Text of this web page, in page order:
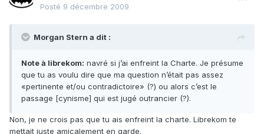
Posté 9 décembre 2009
Morgan Stern a dit :
Note à librekom: navré si j’ai enfreint la Charte. Je présume
que tu as voulu dire que ma question n’était pas assez
«pertinente et/ou contradictoire» (?) ou alors c’est le
passage [cynisme] qui est jugé outrancier (?).
Non, je ne crois pas que tu ais enfreint la charte. Librekom te
mettait juste amicalement en garde.